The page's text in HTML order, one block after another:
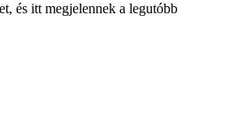
és itt megjelennek a legutóbb